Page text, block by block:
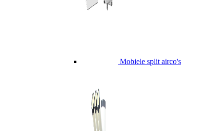
Mobiele split airco's